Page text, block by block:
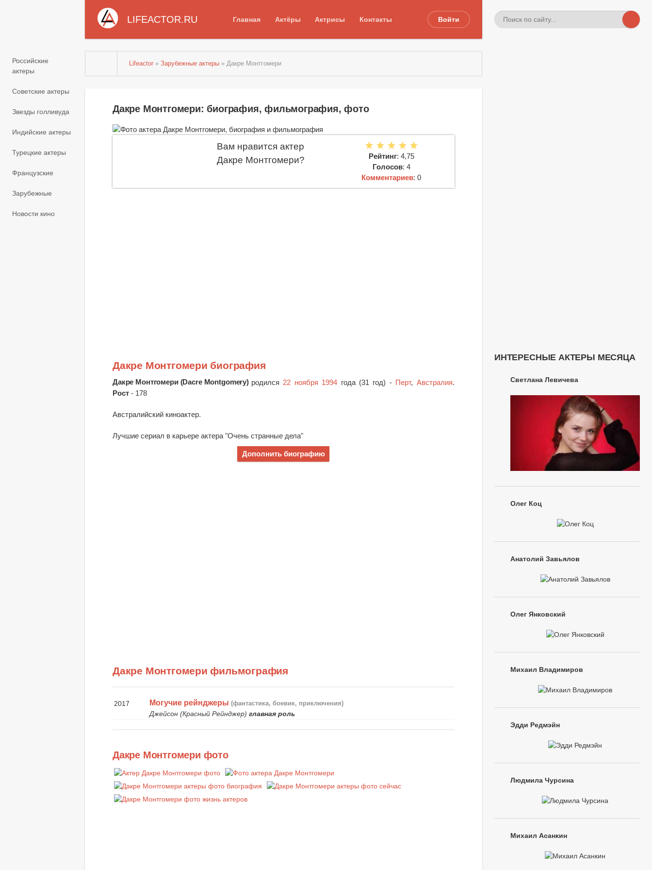
LIFEACTOR.RU Главная Актёры Актрисы Контакты Войти
Российские
актеры
Советские актеры
Звезды голливуда
Индийские актеры
Турецкие актеры
Французские
Зарубежные
Новости кино
Lifeactor »Зарубежные актеры » Дакре Монтгомери
Дакре Монтгомери: биография, фильмография, фото
Вам нравится актер
Дакре Монтгомери?
Рейтинг: 4,75
Голосов: 4
Комментариев: 0
Дакре Монтгомери биография
Дакре Монтгомери (Dacre Montgomery) родился 22 ноября 1994 года (31 год) - Перт, Австралия.
Рост - 178
Австралийский киноактер.
Лучшие сериал в карьере актера "Очень странные дела"
Дополнить биографию
Дакре Монтгомери фильмография
2017 Могучие рейнджеры (фантастика, боевик, приключения)
Джейсон (Красный Рейнджер) главная роль
Дакре Монтгомери фото
ИНТЕРЕСНЫЕ АКТЕРЫ МЕСЯЦА
Светлана Левичева
Олег Коц
Анатолий Завьялов
Олег Янковский
Михаил Владимиров
Эдди Редмэйн
Людмила Чурсина
Михаил Асанкин